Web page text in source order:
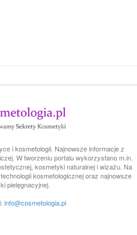
i kosmetologii. Najnowsze informacje z
W tworzeniu portalu wykorzystano m.in.
kosmetyki naturalnej i wizażu. Na
kosmetologicznej oraz najnowsze
pielęgnacyjnej.
info@cosmetologia.pl